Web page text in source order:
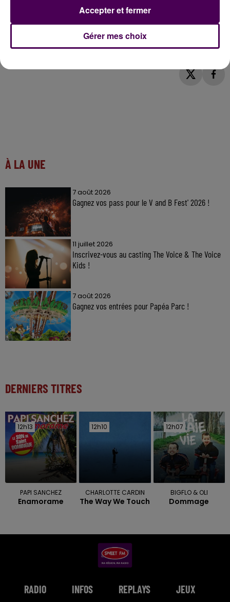
cité administrativefromDépartement de la Sartheon
À LA UNE
7 août 2026
Gagnez vos pass pour le V and B Fest' 2026 !
11 juillet 2026
Inscrivez-vous au casting The Voice & The Voice
Kids !
7 août 2026
Gagnez vos entrées pour Papéa Parc !
DERNIERS TITRES
12h13
12h13
PAPI SANCHEZ
Enamorame
12h10
12h10
CHARLOTTE CARDIN
The Way We Touch
12h07
12h07
BIGFLO & OLI
Dommage
RADIO INFOS REPLAYS JEUX
Gérer mes choix
Accepter et fermer